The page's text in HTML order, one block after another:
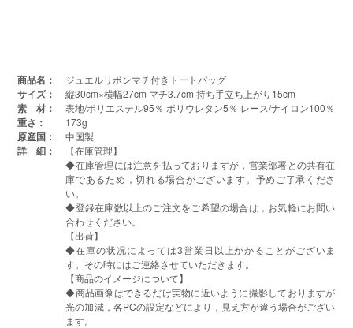
商品名： ジュエルリボンマチ付きトートバッグ
サイズ： 縦30cm×横幅27cm マチ3.7cm 持ち手立ち上がり15cm
素 材： 表地/ポリエステル95％ ポリウレタン5％ レース/ナイロン100％
重さ： 173g
原産国： 中国製
詳 細：
【在庫管理】
◆在庫管理には注意を払っておりますが，営業部署との共有在
庫であるため，切れる場合がございます。予めご了承くださ
い。
◆登録在庫数以上のご注文をご希望の場合は，お気軽にお問い
合わせください。
【出荷】
◆在庫の状况によっては3営業日以上かかることがございま
す。その時にはご連絡させていただきます。
【商品のイメージについて】
◆商品画像はできるだけ実物に近いように撮影しておりますが
光の加減，各PCの設定などにより，見え方が違う場合がござい
ます。